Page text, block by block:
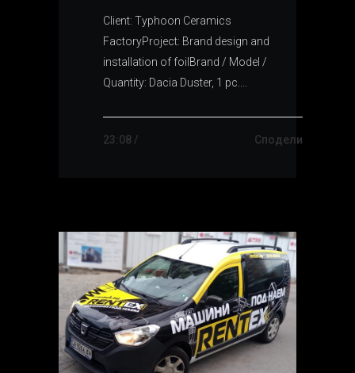
Client: Typhoon Ceramics
FactoryProject: Brand design and
installation of foilBrand / Model /
Quantity: Dacia Duster, 1 pc....
23:08 / Сподели